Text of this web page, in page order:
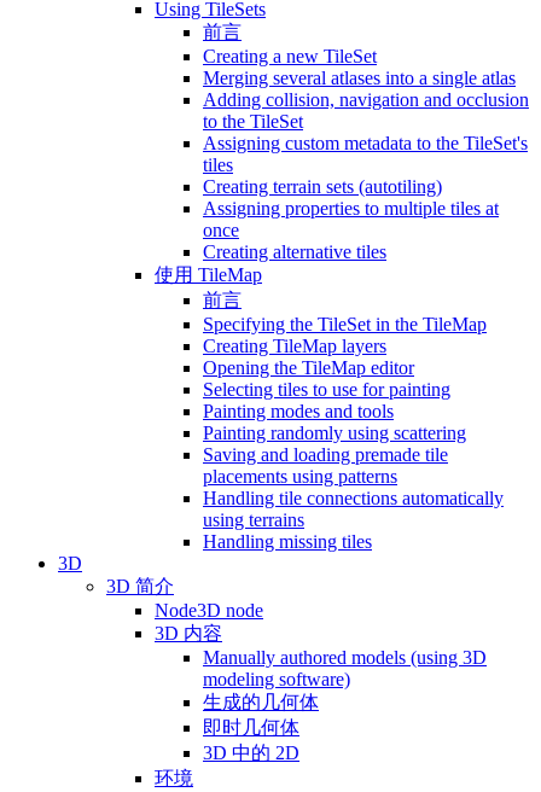
Using TileSets
前言
Creating a new TileSet
Merging several atlases into a single atlas
Adding collision, navigation and occlusion
to the TileSet
Assigning custom metadata to the TileSet's
tiles
Creating terrain sets (autotiling)
Assigning properties to multiple tiles at
once
Creating alternative tiles
使用 TileMap
前言
Specifying the TileSet in the TileMap
Creating TileMap layers
Opening the TileMap editor
Selecting tiles to use for painting
Painting modes and tools
Painting randomly using scattering
Saving and loading premade tile
placements using patterns
Handling tile connections automatically
using terrains
Handling missing tiles
3D
3D 简介
Node3D node
3D 内容
Manually authored models (using 3D
modeling software)
生成的几何体
即时几何体
3D 中的 2D
环境